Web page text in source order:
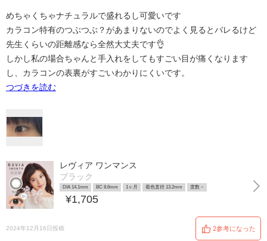
めちゃくちゃナチュラルで盛れるし可愛いです
カラコン特有のつぶつぶ？があまりないのでよく見るとバレるけど
先生くらいの距離感なら全然大丈夫です👌
しかし私の場合ちゃんと手入れをしてもすごい目が痛くなります
し、カラコンの表裏がすごいわかりにくいです。
つづきを読む
レヴィア ワンマンス
ブラック
DIA 14.1mm BC 8.6mm 1ヶ月 着色直径 13.2mm 度数 ~
¥1,705
2024年12月16日投稿 2参考になった